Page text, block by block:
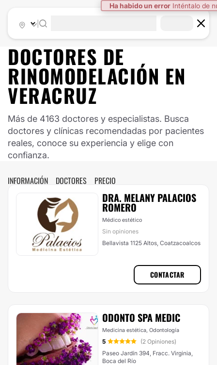
Ha habido un error Inténtalo de
DOCTORES DE
RINOMODELACIÓN EN
VERACRUZ
Más de 4163 doctores y especialistas. Busca
doctores y clínicas recomendadas por pacientes
reales, conoce su experiencia y elige con
confianza.
INFORMACIÓN DOCTORES PRECIO
DRA. MELANY PALACIOS
ROMERO
Médico estético
Sin opiniones
Bellavista 1125 Altos, Coatzacoalcos
CONTACTAR
ODONTO SPA MEDIC
Medicina estética, Odontología
5
(2 Opiniones)
Paseo Jardín 394, Fracc. Virginia,
Boca del Río